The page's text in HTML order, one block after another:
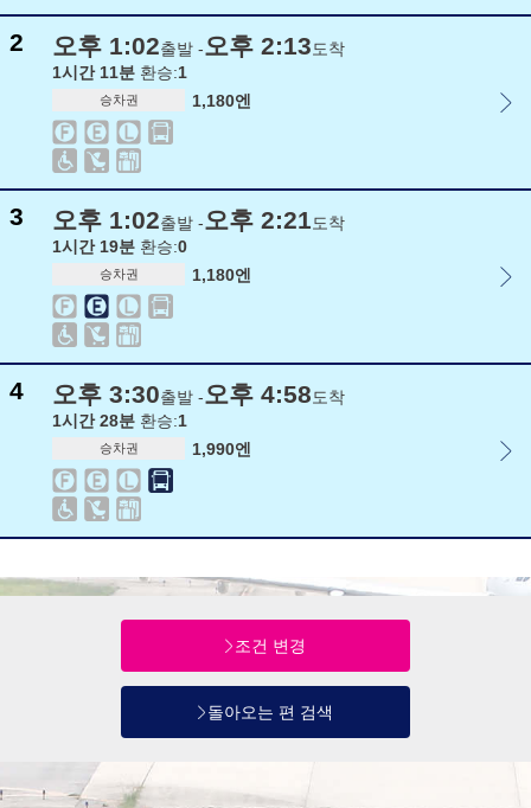
2 오후 1:02출발 -오후 2:13도착
1시간 11분 환승:1
승차권 1,180엔
3 오후 1:02출발 -오후 2:21도착
1시간 19분 환승:0
승차권 1,180엔
4 오후 3:30출발 -오후 4:58도착
1시간 28분 환승:1
승차권 1,990엔
조건 변경
돌아오는 편 검색